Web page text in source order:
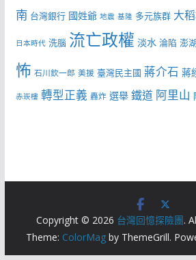
南 台灣銀行 國姓爺 地震 基隆 多元族群 大
日本時代 洗腦 流亡政權 淡水 淪陷 澎湖
怖 石川欽一郎 美援 臺灣民主國 蔣介石 蔣
赤崁樓 轉型正義 轟炸 選舉 鐵道 阿里山
Copyright © 2026 台灣回憶探險團.
Theme: ColorMagby ThemeGrill.